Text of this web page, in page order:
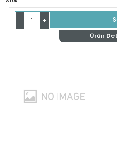
- +
Ürün